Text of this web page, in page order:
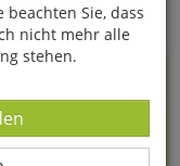
in unserem
Sie, dass
nicht mehr alle
stehen.
-